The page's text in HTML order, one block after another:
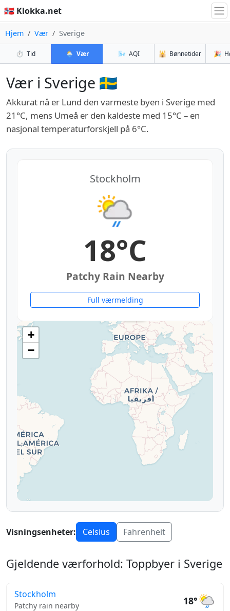
🇳🇴 Klokka.net
Hjem Vær Sverige
⏱️ Tid 🌦️ Vær 🌬️ AQI 🕌 Bønnetider 🎉
Vær i Sverige 🇸🇪
Akkurat nå er Lund den varmeste byen i Sverige med
21°C, mens Umeå er den kaldeste med 15°C – en
nasjonal temperaturforskjell på 6°C.
Stockholm
18°C
Patchy Rain Nearby
Full værmelding17°17°
19°
20°
+
−
Visningsenheter: Celsius Fahrenheit
Gjeldende værforhold: Toppbyer i Sverige
Stockholm
Patchy rain nearby 18°